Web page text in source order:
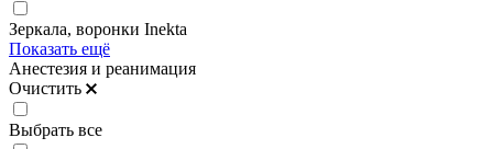
Зеркала, воронки Inekta
Показать ещё
Анестезия и реанимация
Очистить
Выбрать все